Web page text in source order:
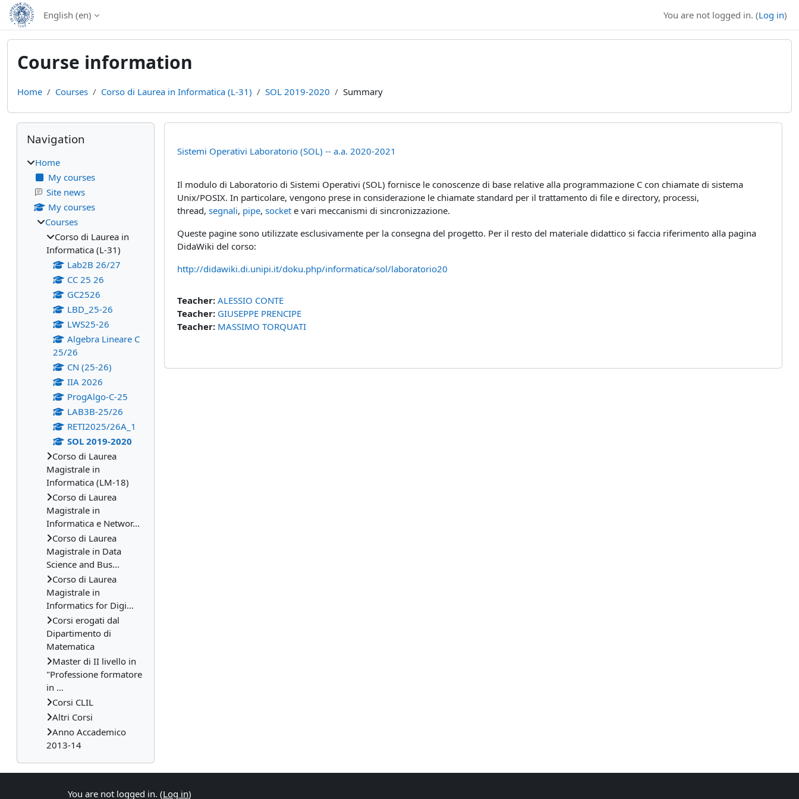
Skip to main content
English ‎(en)‎ You are not logged in. (Log in)
Course information
Home Courses Corso di Laurea in Informatica (L-31) SOL 2019-2020 Summary
Sistemi Operativi Laboratorio (SOL) -- a.a. 2020-2021
Il modulo di Laboratorio di Sistemi Operativi (SOL) fornisce le conoscenze di base relative alla programmazione C con chiamate di sistema
Unix/POSIX. In particolare, vengono prese in considerazione le chiamate standard per il trattamento di file e directory, processi,
thread, segnali, pipe, socket e vari meccanismi di sincronizzazione.
Queste pagine sono utilizzate esclusivamente per la consegna del progetto. Per il resto del materiale didattico si faccia riferimento alla pagina
DidaWiki del corso:
http://didawiki.di.unipi.it/doku.php/informatica/sol/laboratorio20
Teacher: ALESSIO CONTE
Teacher: GIUSEPPE PRENCIPE
Teacher: MASSIMO TORQUATI
Blocks
Skip Navigation
Navigation
Home
My courses
Site news
My courses
Courses
Corso di Laurea in
Informatica (L-31)
Lab2B 26/27
CC 25 26
GC2526
LBD_25-26
LWS25-26
Algebra Lineare C
25/26
CN (25-26)
IIA 2026
ProgAlgo-C-25
LAB3B-25/26
RETI2025/26A_1
SOL 2019-2020
Corso di Laurea
Magistrale in
Informatica (LM-18)
Corso di Laurea
Magistrale in
Informatica e Networ...
Corso di Laurea
Magistrale in Data
Science and Bus...
Corso di Laurea
Magistrale in
Informatics for Digi...
Corsi erogati dal
Dipartimento di
Matematica
Master di II livello in
"Professione formatore
in ...
Corsi CLIL
Altri Corsi
Anno Accademico
2013-14
You are not logged in. (Log in)